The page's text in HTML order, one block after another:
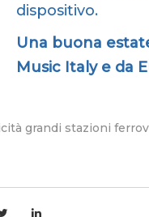
dispositivo.
Una buona
Music Italy e da
grandi stazioni